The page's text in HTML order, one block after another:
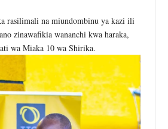
rasilimali na miundombinu ya kazi ili
zinawafikia wananchi kwa haraka,
wa Miaka 10 wa Shirika.